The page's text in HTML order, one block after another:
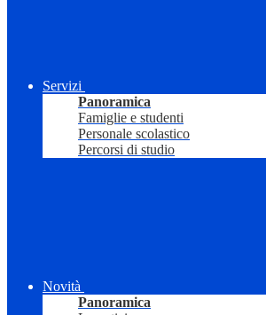
Servizi
Panoramica
Famiglie e studenti
Personale scolastico
Percorsi di studio
Novità
Panoramica